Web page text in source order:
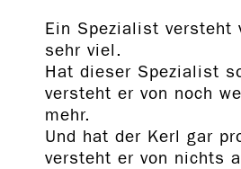
Ein Spezialist versteht
sehr viel.
Hat dieser Spezialist
versteht er von noch
mehr.
Und hat der Kerl gar
versteht er von nichts